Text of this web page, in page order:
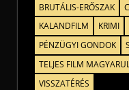
BRUTÁLIS-ERŐSZAK
KALANDFILM
KRIMI
PÉNZÜGYI GONDOK
TELJES FILM
VISSZATÉRÉS